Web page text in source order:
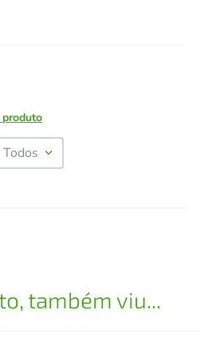
Todos
também viu...